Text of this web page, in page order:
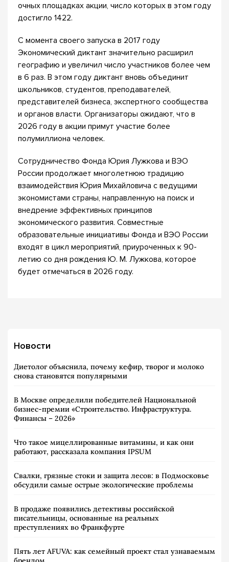
очных площадках акции, число которых в этом году
достигло 1422.
С момента своего запуска в 2017 году
Экономический диктант значительно расширил
географию и увеличил число участников более чем
в 6 раз. В этом году диктант вновь объединит
школьников, студентов, преподавателей,
представителей бизнеса, экспертного сообщества
и органов власти. Организаторы ожидают, что в
2026 году в акции примут участие более
полумиллиона человек.
Сотрудничество Фонда Юрия Лужкова и ВЭО
России продолжает многолетнюю традицию
взаимодействия Юрия Михайловича с ведущими
экономистами страны, направленную на поиск и
внедрение эффективных принципов
экономического развития. Совместные
образовательные инициативы Фонда и ВЭО России
входят в цикл мероприятий, приуроченных к 90-
летию со дня рождения Ю. М. Лужкова, которое
будет отмечаться в 2026 году.
Новости
Диетолог объяснила, почему кефир, творог и молоко
снова становятся популярными
В Москве определили победителей Национальной
бизнес-премии «Строительство. Инфраструктура.
Финансы – 2026»
Что такое мицеллированные витамины, и как они
работают, рассказала компания IPSUM
Свалки, грязные стоки и защита лесов: в Подмосковье
обсудили самые острые экологические проблемы
В продаже появились детективы российской
писательницы, основанные на реальных
преступлениях во Франкфурте
Пять лет AFUVA: как семейный проект стал узнаваемым